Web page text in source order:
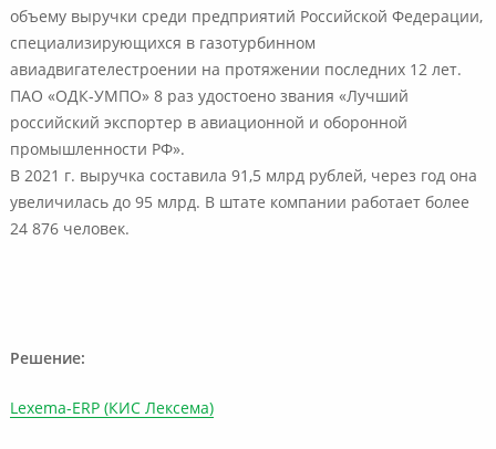
объему выручки среди предприятий Российской Федерации,
специализирующихся в газотурбинном
авиадвигателестроении на протяжении последних 12 лет.
ПАО «ОДК-УМПО» 8 раз удостоено звания «Лучший
российский экспортер в авиационной и оборонной
промышленности РФ».
В 2021 г. выручка составила 91,5 млрд рублей, через год она
увеличилась до 95 млрд. В штате компании работает более
24 876 человек.
Решение:
Lexema-ERP (КИС Лексема)